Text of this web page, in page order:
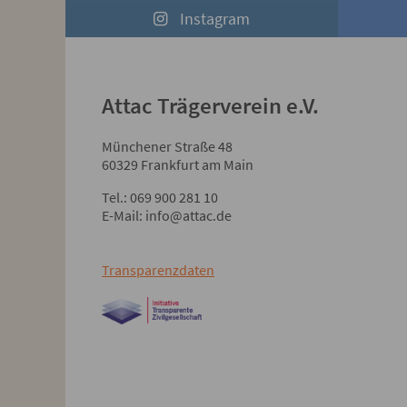
Instagram
Attac Trägerverein e.V.
Münchener Straße 48
60329 Frankfurt am Main
Tel.: 069 900 281 10
E-Mail: info@attac.de
Transparenzdaten